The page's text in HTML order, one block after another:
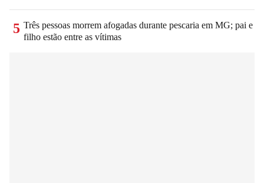
5 Três pessoas morrem afogadas durante pescaria em MG; pai e
filho estão entre as vítimas